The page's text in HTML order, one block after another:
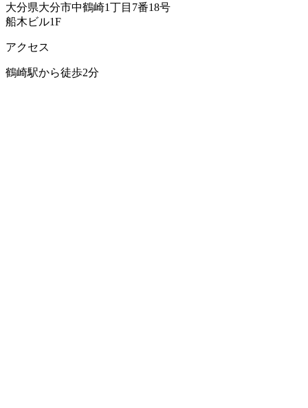
大分県大分市中鶴崎1丁目7番18号
船木ビル1F
アクセス
鶴崎駅から徒歩2分